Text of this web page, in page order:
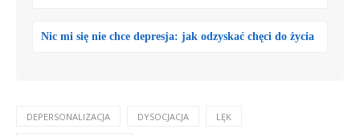
Nic mi się nie chce depresja: jak odzyskać chęci do życia
DEPERSONALIZACJA DYSOCJACJA LĘK